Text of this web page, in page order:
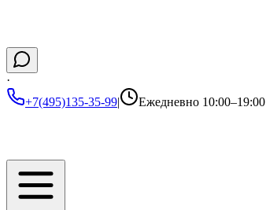
·
+7(495)135-35-99| Ежедневно 10:00–19:00